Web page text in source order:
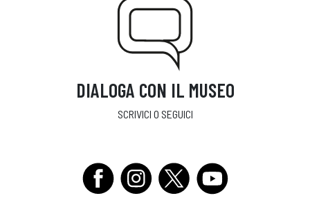
DIALOGA CON IL MUSEO
SCRIVICI O SEGUICI